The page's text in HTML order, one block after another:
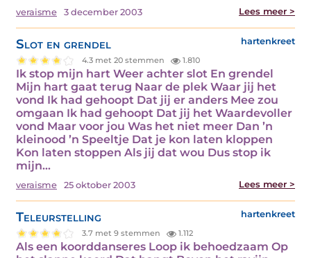
veraisme 3 december 2003 Lees meer >
Slot en grendel hartenkreet
4.3 met 20 stemmen 1.810
Ik stop mijn hart Weer achter slot En grendel
Mijn hart gaat terug Naar de plek Waar jij het
vond Ik had gehoopt Dat jij er anders Mee zou
omgaan Ik had gehoopt Dat jij het Waardevoller
vond Maar voor jou Was het niet meer Dan ’n
kleinood ’n Speeltje Dat je kon laten kloppen
Kon laten stoppen Als jij dat wou Dus stop ik
mijn…
veraisme 25 oktober 2003 Lees meer >
Teleurstelling hartenkreet
3.7 met 9 stemmen 1.112
Als een koorddanseres Loop ik behoedzaam Op